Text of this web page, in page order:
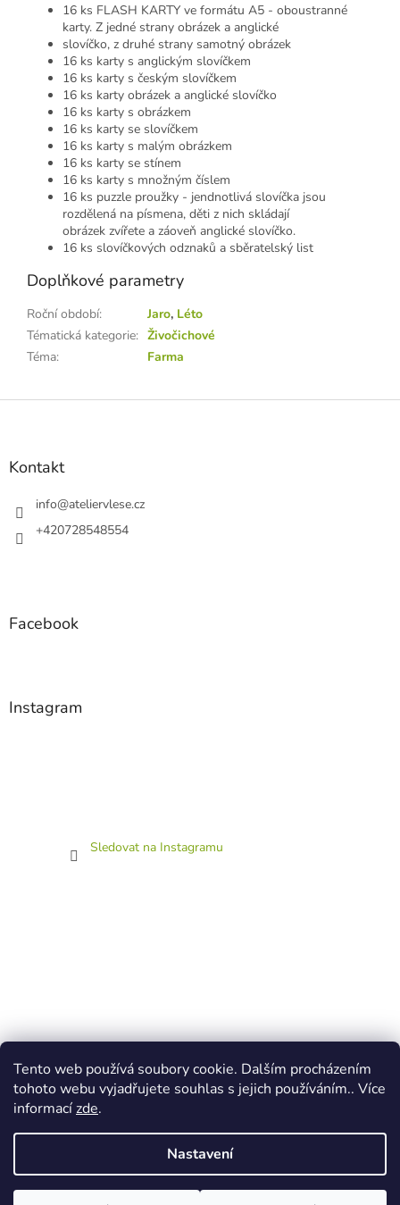
Tento web používá soubory cookie. Dalším procházením
tohoto webu vyjadřujete souhlas s jejich používáním.. Více
informacízde.
Nastavení
16 ks FLASH KARTY ve formátu A5 - oboustranné
karty. Z jedné strany obrázek a anglické
slovíčko, z druhé strany samotný obrázek
16 ks karty s anglickým slovíčkem
16 ks karty s českým slovíčkem
16 ks karty obrázek a anglické slovíčko
16 ks karty s obrázkem
16 ks karty se slovíčkem
16 ks karty s malým obrázkem
16 ks karty se stínem
16 ks karty s množným číslem
16 ks puzzle proužky - jendnotlivá slovíčka jsou
rozdělená na písmena, děti z nich skládají
obrázek zvířete a záoveň anglické slovíčko.
16 ks slovíčkových odznaků a sběratelský list
Doplňkové parametry
Roční období: Jaro, Léto
Tématická kategorie: Živočichové
Téma: Farma
Z
Kontakt
info@ateliervlese.cz
+420728548554
Facebook
Instagram
Sledovat na Instagramu
Vytvořil Shoptet